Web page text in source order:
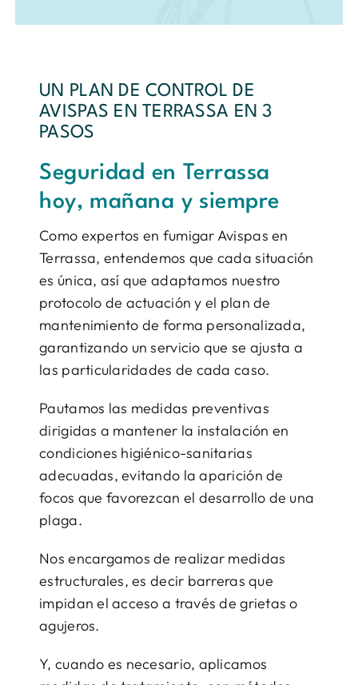
UN PLAN DE CONTROL DE
AVISPAS EN TERRASSA EN 3
PASOS
Seguridad en Terrassa
hoy, mañana y siempre
Como expertos en fumigar Avispas en
Terrassa, entendemos que cada situación
es única, así que adaptamos nuestro
protocolo de actuación y el plan de
mantenimiento de forma personalizada,
garantizando un servicio que se ajusta a
las particularidades de cada caso.
Pautamos las medidas preventivas
dirigidas a mantener la instalación en
condiciones higiénico-sanitarias
adecuadas, evitando la aparición de
focos que favorezcan el desarrollo de una
plaga.
Nos encargamos de realizar medidas
estructurales, es decir barreras que
impidan el acceso a través de grietas o
agujeros.
Y, cuando es necesario, aplicamos